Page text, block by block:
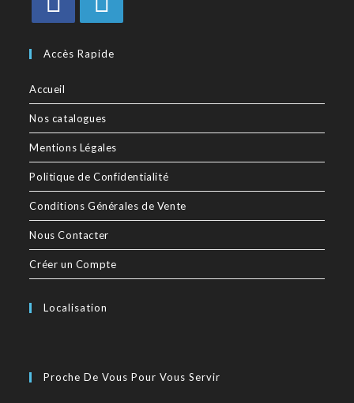
Accès Rapide
Accueil
Nos catalogues
Mentions Légales
Politique de Confidentialité
Conditions Générales de Vente
Nous Contacter
Créer un Compte
Localisation
Proche De Vous Pour Vous Servir